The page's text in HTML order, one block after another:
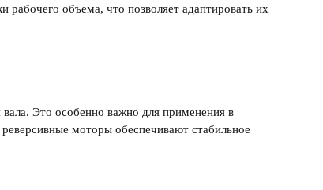
рабочего объема, что позволяет адаптировать их
Это особенно важно для применения в
реверсивные моторы обеспечивают стабильное